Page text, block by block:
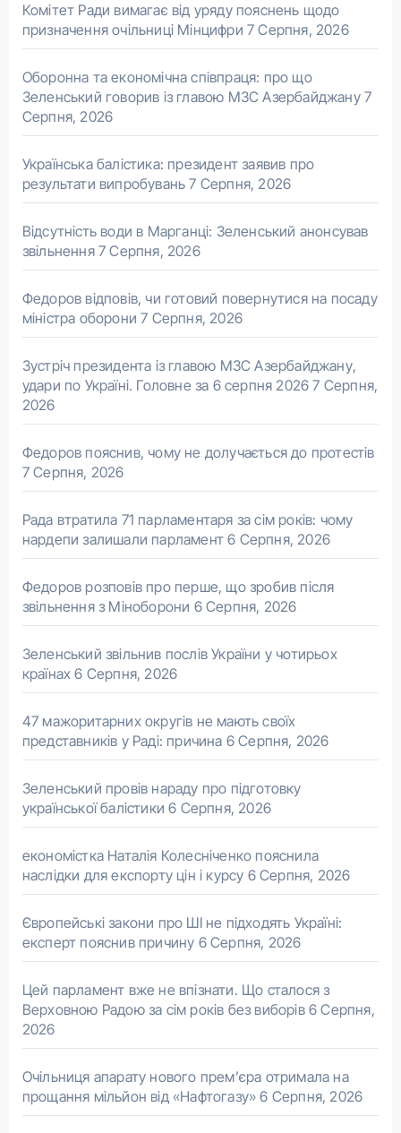
Комітет Ради вимагає від уряду пояснень щодо
призначення очільниці Мінцифри 7 Серпня, 2026
Оборонна та економічна співпраця: про що
Зеленський говорив із главою МЗС Азербайджану 7
Серпня, 2026
Українська балістика: президент заявив про
результати випробувань 7 Серпня, 2026
Відсутність води в Марганці: Зеленський анонсував
звільнення 7 Серпня, 2026
Федоров відповів, чи готовий повернутися на посаду
міністра оборони 7 Серпня, 2026
Зустріч президента із главою МЗС Азербайджану,
удари по Україні. Головне за 6 серпня 2026 7 Серпня,
2026
Федоров пояснив, чому не долучається до протестів
7 Серпня, 2026
Рада втратила 71 парламентаря за сім років: чому
нардепи залишали парламент 6 Серпня, 2026
Федоров розповів про перше, що зробив після
звільнення з Міноборони 6 Серпня, 2026
Зеленський звільнив послів України у чотирьох
країнах 6 Серпня, 2026
47 мажоритарних округів не мають своїх
представників у Раді: причина 6 Серпня, 2026
Зеленський провів нараду про підготовку
української балістики 6 Серпня, 2026
економістка Наталія Колесніченко пояснила
наслідки для експорту цін і курсу 6 Серпня, 2026
Європейські закони про ШІ не підходять Україні:
експерт пояснив причину 6 Серпня, 2026
Цей парламент вже не впізнати. Що сталося з
Верховною Радою за сім років без виборів 6 Серпня,
2026
Очільниця апарату нового прем’єра отримала на
прощання мільйон від «Нафтогазу» 6 Серпня, 2026